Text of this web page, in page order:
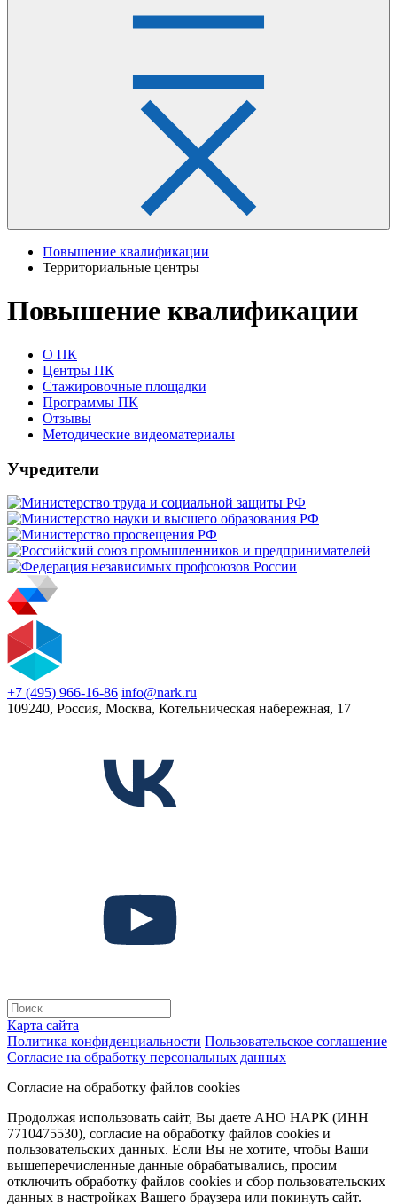
Повышение квалификации
Территориальные центры
Повышение квалификации
О ПК
Центры ПК
Стажировочные площадки
Программы ПК
Отзывы
Методические видеоматериалы
Учредители
+7 (495) 966-16-86 info@nark.ru
109240, Россия, Москва, Котельническая набережная, 17
Карта сайта
Политика конфиденциальности Пользовательское соглашение
Согласие на обработку персональных данных
Согласие на обработку файлов cookies
Продолжая использовать сайт, Вы даете АНО НАРК (ИНН
7710475530), согласие на обработку файлов cookies и
пользовательских данных. Если Вы не хотите, чтобы Ваши
вышеперечисленные данные обрабатывались, просим
отключить обработку файлов cookies и сбор пользовательских
данных в настройках Вашего браузера или покинуть сайт.